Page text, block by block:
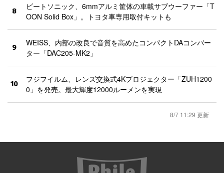
8
ビートソニック、6mmアルミ筐体の車載サブウーファー「T
OON Solid Box」。トヨタ車専用取付キットも
9
WEISS、内部の改良で音質を高めたコンパクトDAコンバー
ター「DAC205-MK2」
10
フジフイルム、レンズ交換式4Kプロジェクター「ZUH1200
0」を発売。最大輝度12000ルーメンを実現
8/7 11:29 更新